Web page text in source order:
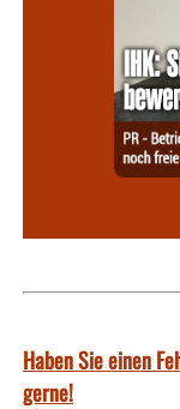
Haben Sie einen
gerne!